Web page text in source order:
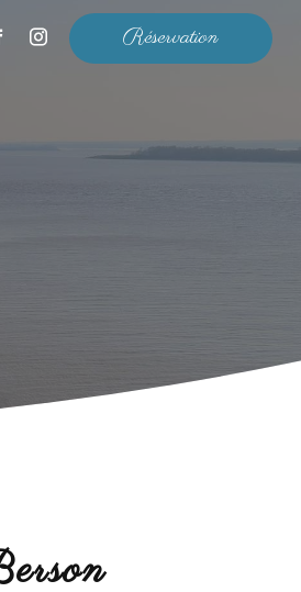
Réservation